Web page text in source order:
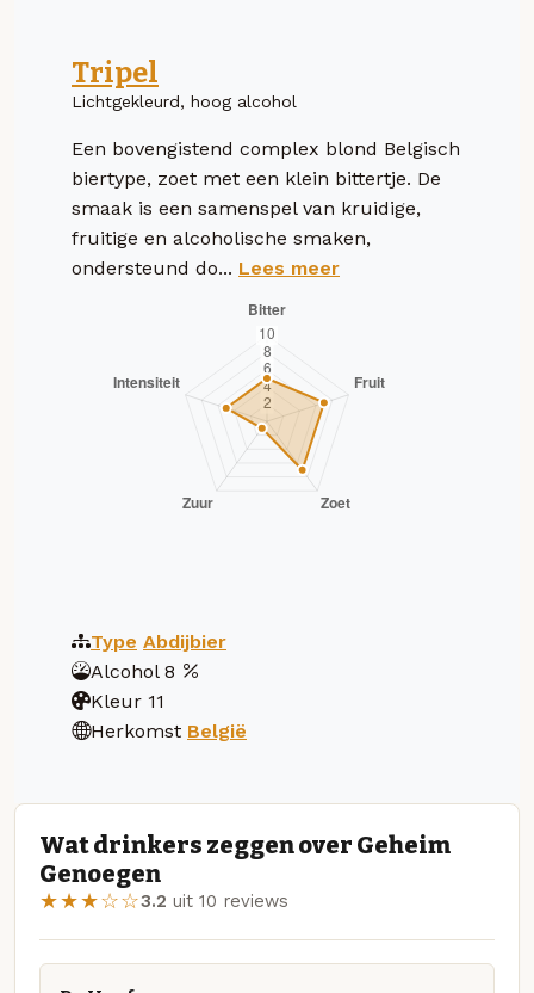
Tripel
Lichtgekleurd, hoog alcohol
Een bovengistend complex blond Belgisch
biertype, zoet met een klein bittertje. De
smaak is een samenspel van kruidige,
fruitige en alcoholische smaken,
ondersteund do... Lees meer
Type Abdijbier
Alcohol 8
Kleur 11
Herkomst België
Wat drinkers zeggen over Geheim
Genoegen
★★★☆☆3.2 uit 10 reviews